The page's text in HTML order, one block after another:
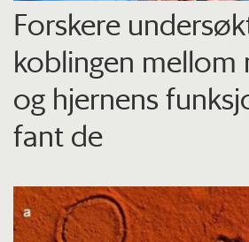
Forskere
koblingen mellom
og hjernens
fant de